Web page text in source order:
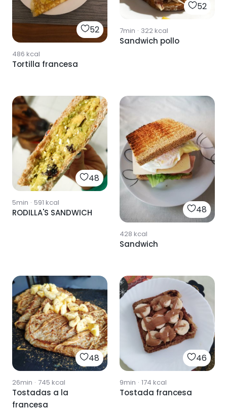
52
486 kcal
Tortilla francesa
52
7min · 322kcal
Sandwich pollo
48
5min · 591 kcal
RODILLA'S SANDWICH 48
428 kcal
Sandwich
48
26min · 745 kcal
Tostadas a la
francesa
46
9min · 174 kcal
Tostada francesa